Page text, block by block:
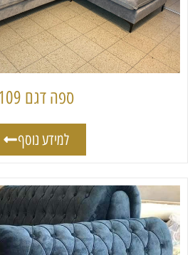
ספה דגם 109
למידע נוסף